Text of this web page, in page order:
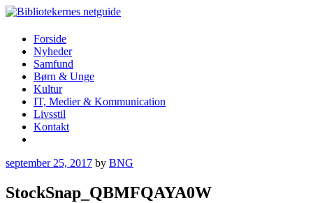
Skip
content
Bibliotekernes netguide
Forside
Nyheder
Samfund
Børn & Unge
Kultur
IT, Medier & Kommunication
Livsstil
Kontakt
september 25, 2017 by BNG
StockSnap_QBMFQAYA0W